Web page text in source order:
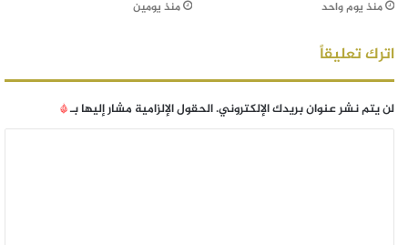
منذ يوم واحد منذ يومين
اترك تعليقاً
لن يتم نشر عنوان بريدك الإلكتروني.الحقول الإلزامية مشار إليها بـ*